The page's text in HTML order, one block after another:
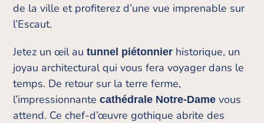
de la ville et profiterez d’une vue imprenable sur
l’Escaut.
Jetez un œil autunnel piétonnier historique, un
joyau architectural qui vous fera voyager dans le
temps. De retour sur la terre ferme,
l’impressionnantecathédrale Notre-Dame vous
attend. Ce chef-d’œuvre gothique abrite des